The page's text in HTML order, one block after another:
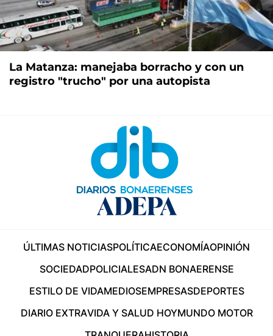
La Matanza: manejaba borracho y con un
registro "trucho" por una autopista
ÚLTIMAS NOTICIASPOLÍTICAECONOMÍAOPINIÓN
SOCIEDADPOLICIALESADN BONAERENSE
ESTILO DE VIDAMEDIOSEMPRESASDEPORTES
DIARIO EXTRAVIDA Y SALUD HOYMUNDO MOTOR